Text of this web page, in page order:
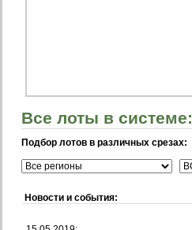
Все лоты в системе:
Подбор лотов в различных срезах:
Новости и события: